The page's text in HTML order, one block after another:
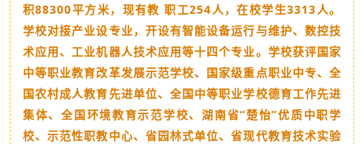
积88300平方米，现有教 职工254人，在校学生3313人。
学校对接产业设专业，开设有智能设备运行与维护、数控技
术应用、工业机器人技术应用等十四个专业。学校获评国家
中等职业教育改革发展示范学校、国家级重点职业中专、全
国农村成人教育先进单位、全国中等职业学校德育工作先进
集体、全国环境教育示范学校、湖南省“楚怡”优质中职学
校、示范性职教中心、省园林式单位、省现代教育技术实验